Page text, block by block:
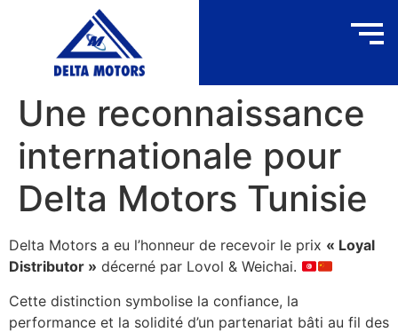
Une reconnaissance
internationale pour
Delta Motors Tunisie
Delta Motors a eu l’honneur de recevoir le prix « Loyal
Distributor » décerné par Lovol & Weichai.
Cette distinction symbolise la confiance, la
performance et la solidité d’un partenariat bâti au fil des